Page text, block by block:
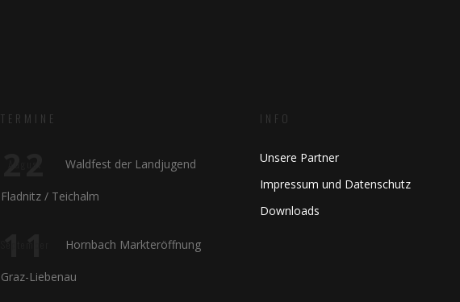
TERMINE
Waldfest der Landjugend
Fladnitz / Teichalm
Hornbach Markteröffnung
Graz-Liebenau
INFO
Unsere Partner
Impressum und Datenschutz
Downloads